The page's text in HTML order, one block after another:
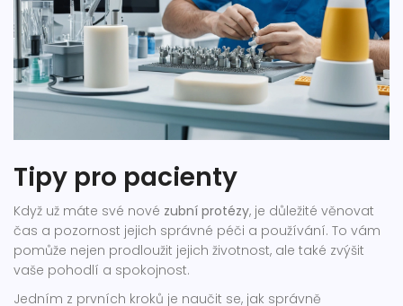
Tipy pro pacienty
Když už máte své nové zubní protézy, je důležité věnovat
čas a pozornost jejich správné péči a používání. To vám
pomůže nejen prodloužit jejich životnost, ale také zvýšit
vaše pohodlí a spokojnost.
Jedním z prvních kroků je naučit se, jak správně